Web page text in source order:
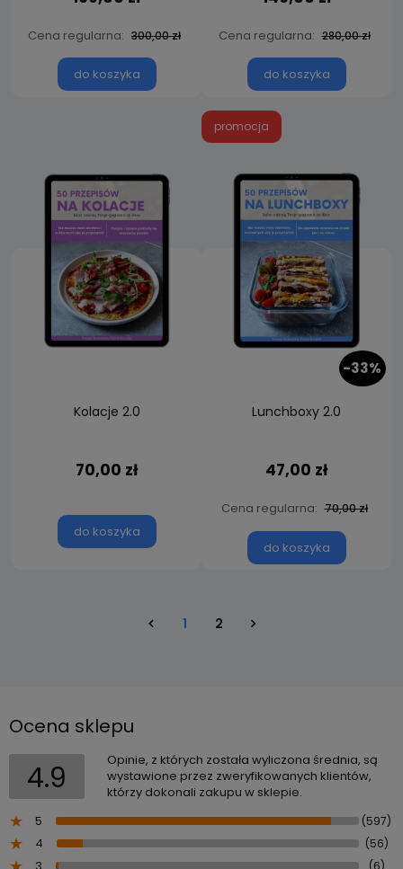
Cena regularna: 300,00 zł
do koszyka
Cena regularna: 280,00 zł
do koszyka
Kolacje 2.0
70,00 zł
do koszyka
-33%
Lunchboxy 2.0
47,00 zł
Cena regularna: 70,00 zł
do koszyka
promocja
1 2
Ocena sklepu
4.9
Opinie, z których została wyliczona średnia, są
wystawione przez zweryfikowanych klientów,
którzy dokonali zakupu w sklepie.
5
(597)
4 (56)